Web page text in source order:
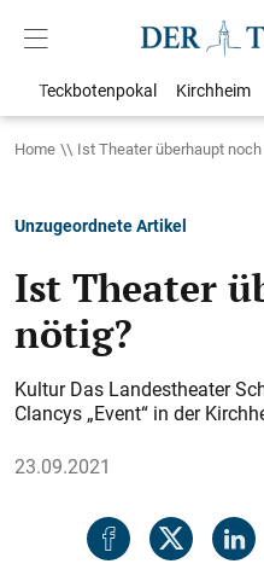
Teckbotenpokal Kirchheim
Home Ist Theater überhaupt
Unzugeordnete Artikel
Ist Theater
nötig?
Kultur Das Landestheater
Clancys „Event“ in der
23.09.2021